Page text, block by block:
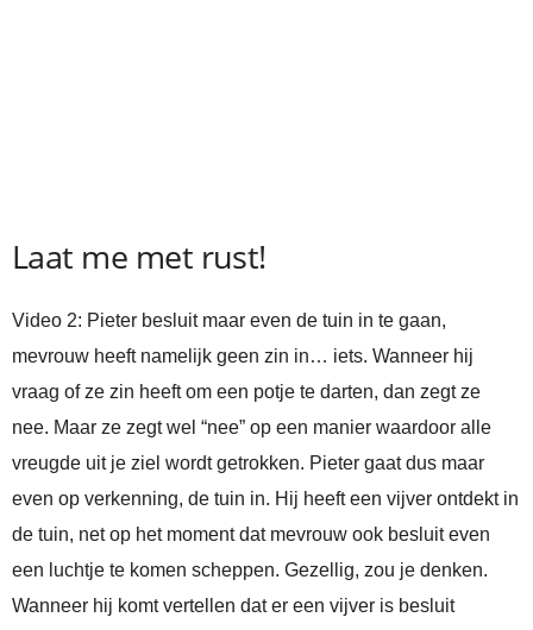
Laat me met rust!
Video 2: Pieter besluit maar even de tuin in te gaan,
mevrouw heeft namelijk geen zin in… iets. Wanneer hij
vraag of ze zin heeft om een potje te darten, dan zegt ze
nee. Maar ze zegt wel “nee” op een manier waardoor alle
vreugde uit je ziel wordt getrokken. Pieter gaat dus maar
even op verkenning, de tuin in. Hij heeft een vijver ontdekt in
de tuin, net op het moment dat mevrouw ook besluit even
een luchtje te komen scheppen. Gezellig, zou je denken.
Wanneer hij komt vertellen dat er een vijver is besluit